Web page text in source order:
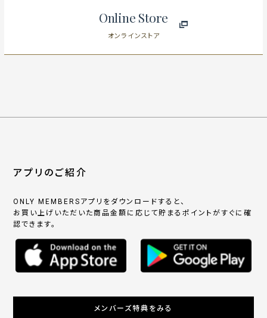
Online Store
オンラインストア
アプリのご紹介
ONLY MEMBERSアプリをダウンロードすると、
お買い上げいただいた商品金額に応じて貯まるポイントがすぐに確
認できます。
メンバーズ特典をみる